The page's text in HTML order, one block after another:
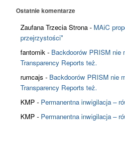
Ostatnie komentarze
Zaufana Trzecia Strona - MAiC
przejrzystości"
fantomik - Backdoorów PRISM nie
Transparency Reports też.
rumcajs - Backdoorów PRISM nie
Transparency Reports też.
KMP - Permanentna inwigilacja –
KMP - Permanentna inwigilacja –